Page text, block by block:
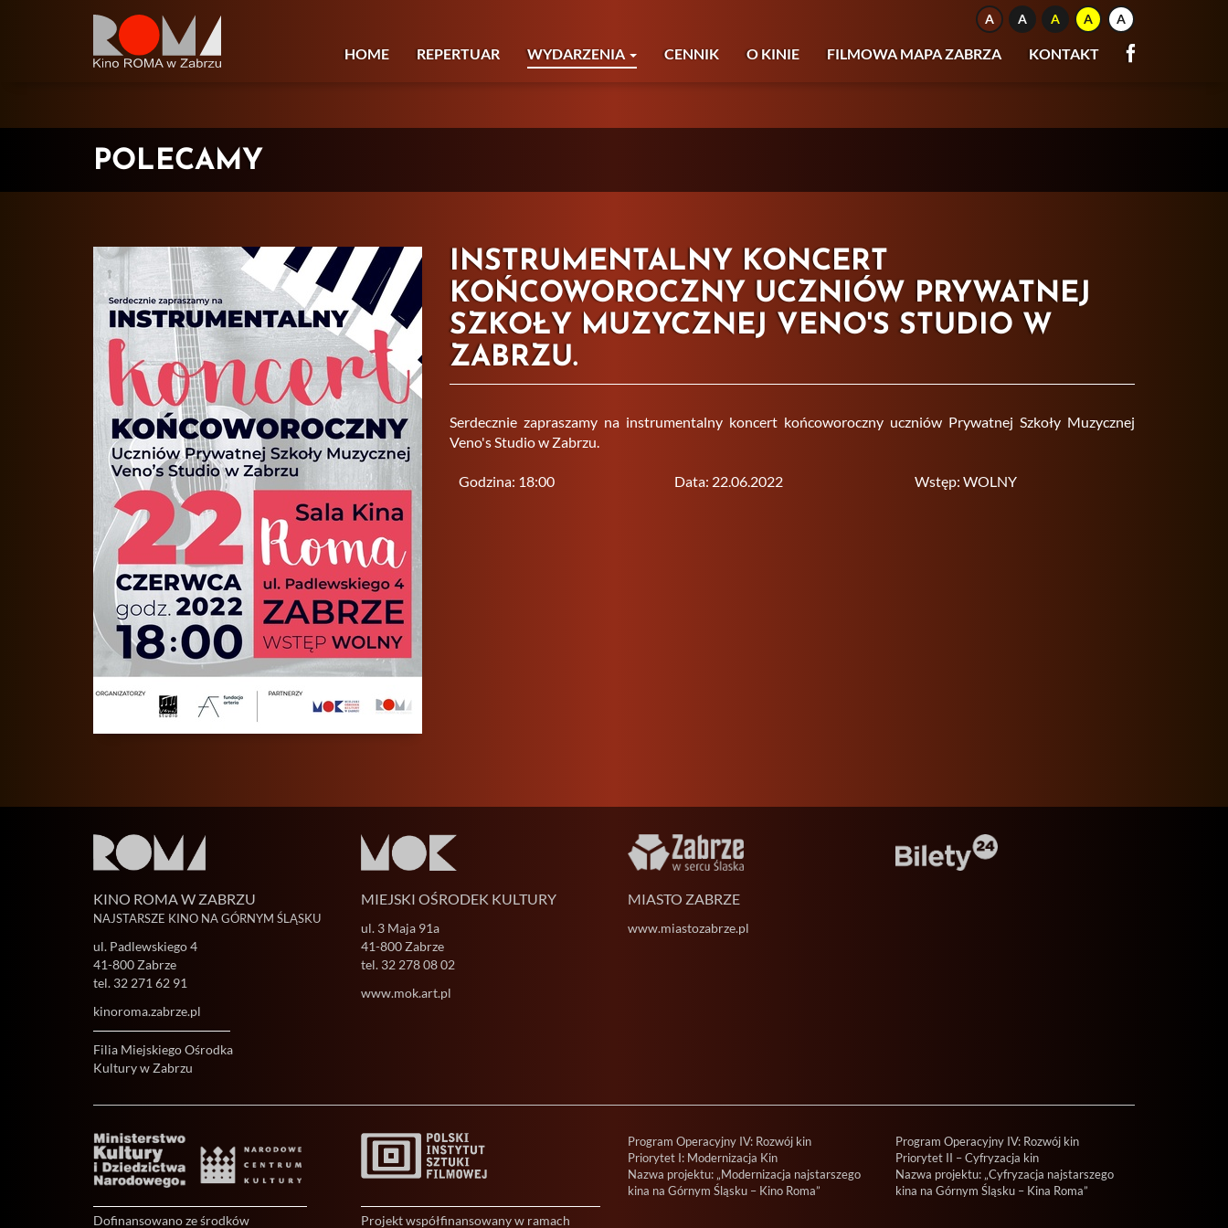
HOME REPERTUAR WYDARZENIA CENNIK O KINIE FILMOWA MAPA ZABRZA KONTAKT
POLECAMY
INSTRUMENTALNY KONCERT
KOŃCOWOROCZNY UCZNIÓW PRYWATNEJ
SZKOŁY MUZYCZNEJ VENO'S STUDIO W
ZABRZU.
Ser­decz­nie za­pra­sza­my na in­stru­men­tal­ny kon­cert koń­co­wo­rocz­ny uczniów Pry­wat­nej Szko­ły Mu­zycz­nej
Veno's Stu­dio w Za­brzu.
Godzina: 18:00 Data: 22.06.2022 Wstęp: WOLNY
KINO ROMA W ZABRZU
NAJSTARSZE KINO NA GÓRNYM ŚLĄSKU
ul. Padlewskiego 4
41-800 Zabrze
tel. 32 271 62 91
kinoroma.zabrze.pl
Filia Miejskiego Ośrodka
Kultury w Zabrzu
MIEJSKI OŚRODEK KULTURY
ul. 3 Maja 91a
41-800 Zabrze
tel. 32 278 08 02
www.mok.art.pl
MIASTO ZABRZE
www.miastozabrze.pl
Dofinansowano ze środków Projekt współfinansowany w ramach
Program Operacyjny IV: Rozwój kin
Priorytet I: Modernizacja Kin
Nazwa projektu: „Modernizacja najstarszego
kina na Górnym Śląsku – Kino Roma”
Program Operacyjny IV: Rozwój kin
Priorytet II – Cyfryzacja kin
Nazwa projektu: „Cyfryzacja najstarszego
kina na Górnym Śląsku – Kina Roma”